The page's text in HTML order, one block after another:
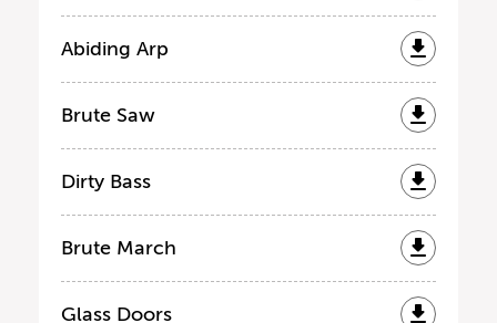
Abiding Arp
Brute Saw
Dirty Bass
Brute March
Glass Doors